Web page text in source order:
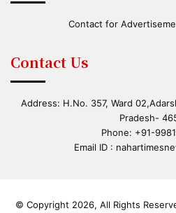
Contact for
Contact Us
Address: H.No. 357, Ward
Pradesh-
Phone: +91-
Email ID :
© Copyright 2026, All Rights